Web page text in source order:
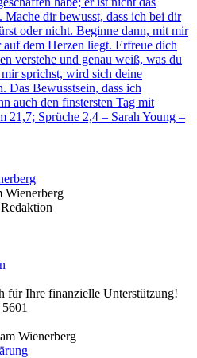
dir bewusst, dass ich bei dir
oder nicht. Beginne dann, mit mir
dem Herzen liegt. Erfreue dich
verstehe und genau weiß, was du
sprichst, wird sich deine
Das Bewusstsein, dass ich
auch den finstersten Tag mit
Sprüche 2,4 – Sarah Young –
Wienerberg
für Ihre finanzielle Unterstützung!
Wienerberg